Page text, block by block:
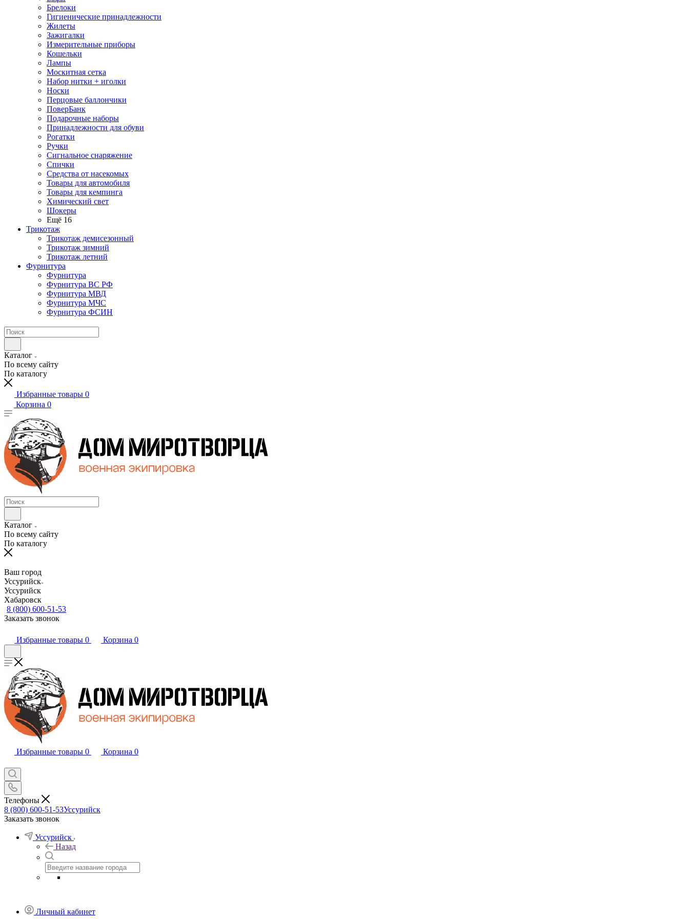
Брелоки
Гигиенические принадлежности
Жилеты
Зажигалки
Измерительные приборы
Кошельки
Лампы
Москитная сетка
Набор нитки + иголки
Носки
Перцовые баллончики
ПоверБанк
Подарочные наборы
Принадлежности для обуви
Рогатки
Ручки
Сигнальное снаряжение
Спички
Средства от насекомых
Товары для автомобиля
Товары для кемпинга
Химический свет
Шокеры
Ещё 16
Трикотаж
Трикотаж демисезонный
Трикотаж зимний
Трикотаж летний
Фурнитура
Фурнитура
Фурнитура ВС РФ
Фурнитура МВД
Фурнитура МЧС
Фурнитура ФСИН
Каталог
По всему сайту
По каталогу
Избранные товары 0
Корзина 0
Каталог
По всему сайту
По каталогу
Ваш город
Уссурийск
Уссурийск
Хабаровск
8 (800) 600-51-53
Заказать звонок
Избранные товары 0 Корзина 0
Избранные товары 0 Корзина 0
Телефоны
8 (800) 600-51-53Уссурийск
Заказать звонок
Уссурийск
Назад
Личный кабинет